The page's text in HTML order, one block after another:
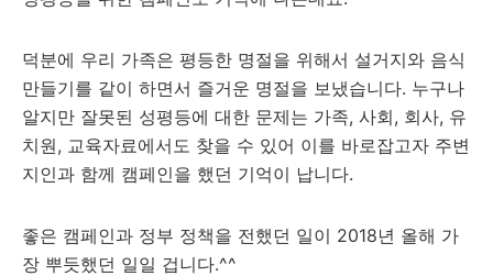
덕분에 우리 가족은 평등한 명절을 위해서 설거지와 음식
만들기를 같이 하면서 즐거운 명절을 보냈습니다. 누구나
알지만 잘못된 성평등에 대한 문제는 가족, 사회, 회사, 유
치원, 교육자료에서도 찾을 수 있어 이를 바로잡고자 주변
지인과 함께 캠페인을 했던 기억이 납니다.
좋은 캠페인과 정부 정책을 전했던 일이 2018년 올해 가
장 뿌듯했던 일일 겁니다.^^